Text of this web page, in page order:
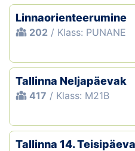
Linnaorienteerumine
202 / Klass: PUNANE
Tallinna Neljapäevak
417 / Klass: M21B
Tallinna 14.